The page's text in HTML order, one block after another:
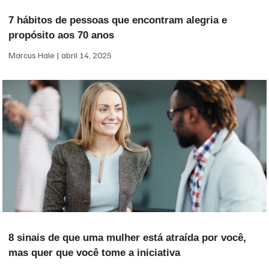
7 hábitos de pessoas que encontram alegria e
propósito aos 70 anos
Marcus Hale abril 14, 2025
8 sinais de que uma mulher está atraída por você,
mas quer que você tome a iniciativa